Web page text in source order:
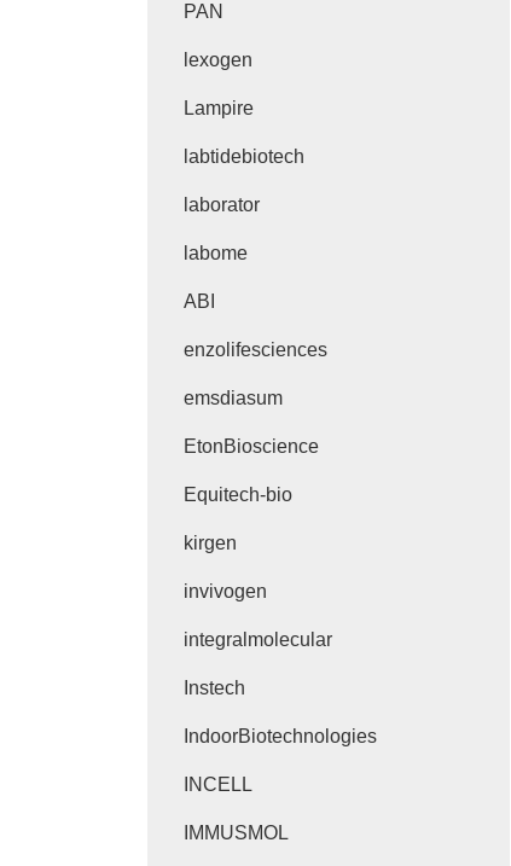
PAN
lexogen
Lampire
labtidebiotech
laborator
labome
ABI
enzolifesciences
emsdiasum
EtonBioscience
Equitech-bio
kirgen
invivogen
integralmolecular
Instech
IndoorBiotechnologies
INCELL
IMMUSMOL